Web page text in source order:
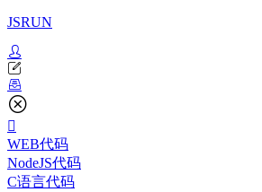
JSRUN
WEB代码
NodeJS代码
C语言代码